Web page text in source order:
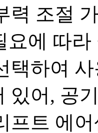
력 조절
요에 따
택하여
있어, 공
프트 에